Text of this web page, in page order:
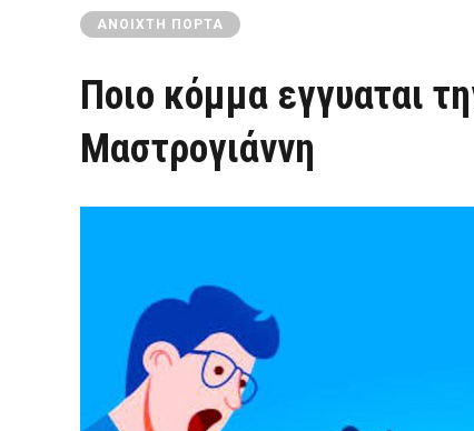
ΑΝΟΙΧΤΉ ΠΌΡΤΑ
Ποιο κόμμα εγγυαται
Μαστρογιάννη